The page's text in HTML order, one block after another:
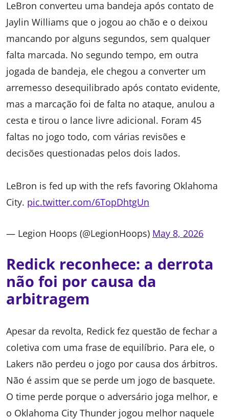
LeBron converteu uma bandeja após contato de
Jaylin Williams que o jogou ao chão e o deixou
mancando por alguns segundos, sem qualquer
falta marcada. No segundo tempo, em outra
jogada de bandeja, ele chegou a converter um
arremesso desequilibrado após contato evidente,
mas a marcação foi de falta no ataque, anulou a
cesta e tirou o lance livre adicional. Foram 45
faltas no jogo todo, com várias revisões e
decisões questionadas pelos dois lados.
LeBron is fed up with the refs favoring Oklahoma
City. pic.twitter.com/6TopDhtgUn
— Legion Hoops (@LegionHoops) May 8, 2026
Redick reconhece: a derrota
não foi por causa da
arbitragem
Apesar da revolta, Redick fez questão de fechar a
coletiva com uma frase de equilíbrio. Para ele, o
Lakers não perdeu o jogo por causa dos árbitros.
Não é assim que se perde um jogo de basquete.
O time perde porque o adversário joga melhor, e
o Oklahoma City Thunder jogou melhor naquele